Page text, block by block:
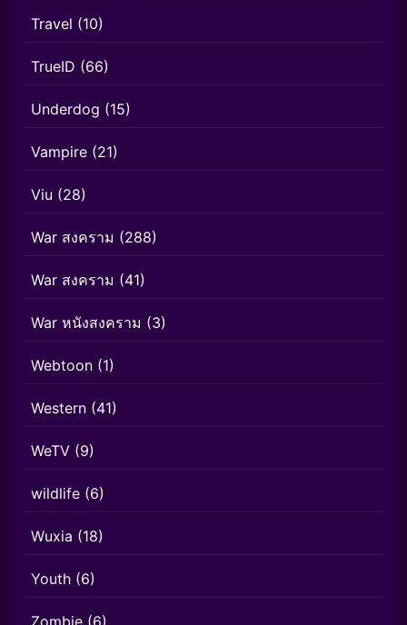
Travel (10)
TrueID (66)
Underdog (15)
Vampire (21)
Viu (28)
War สงคราม (288)
War สงคราม (41)
War หนังสงคราม (3)
Webtoon (1)
Western (41)
WeTV (9)
wildlife (6)
Wuxia (18)
Youth (6)
Zombie (6)